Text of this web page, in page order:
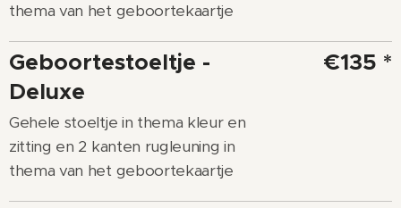
thema van het geboortekaartje
Geboortestoeltje -
Deluxe
Gehele stoeltje in thema kleur en
zitting en 2 kanten rugleuning in
thema van het geboortekaartje
€135 *